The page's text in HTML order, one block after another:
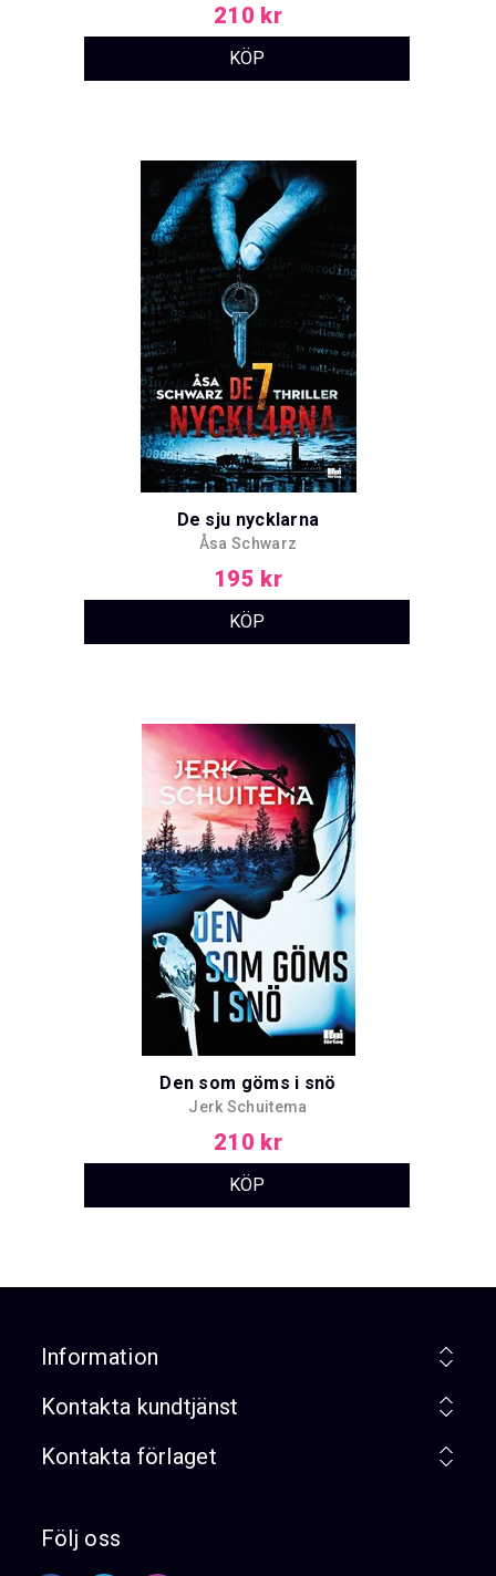
210 kr
De sju nycklarna
Åsa Schwarz
195 kr
Den som göms i snö
Jerk Schuitema
210 kr
Information
Kontakta kundtjänst
Kontakta förlaget
Följ oss